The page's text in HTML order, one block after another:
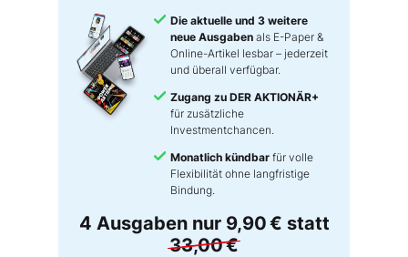
Die aktuelle und 3 weitere
neue Ausgaben als E-Paper &
Online-Artikel lesbar – jederzeit
und überall verfügbar.
Zugang zu DER AKTIONÄR+
für zusätzliche
Investmentchancen.
Monatlich kündbar für volle
Flexibilität ohne langfristige
Bindung.
4 Ausgaben nur 9,90 € statt
33,00 €